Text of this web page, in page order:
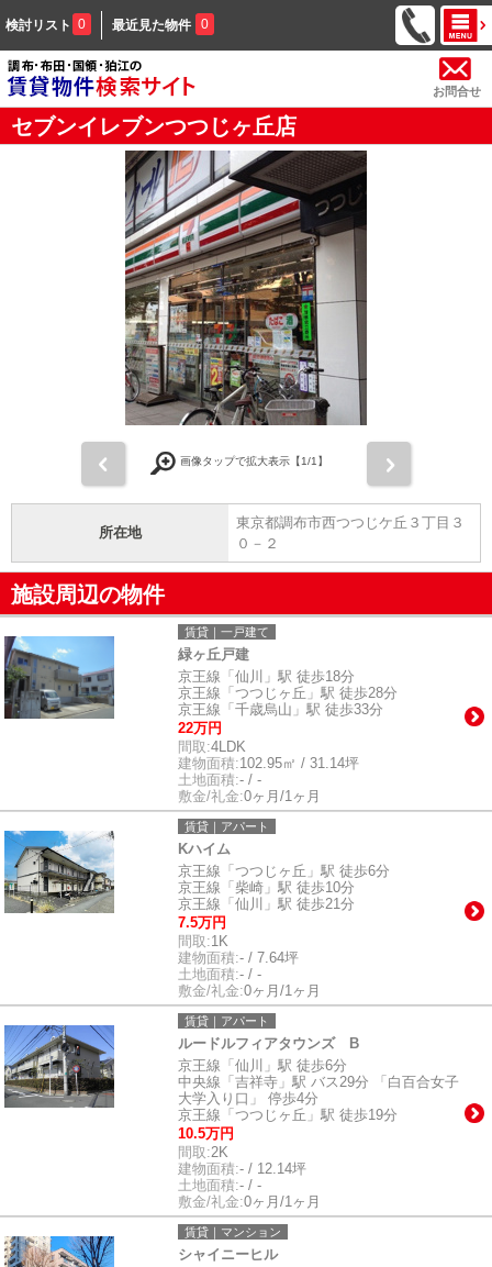
検討リスト 0 最近見た物件 0
お問合せ
セブンイレブンつつじヶ丘店
画像タップで拡大表示【1/1】
所在地
東京都調布市西つつじケ丘３丁目３
０－２
施設周辺の物件
賃貸｜一戸建て
緑ヶ丘戸建
京王線「仙川」駅 徒歩18分
京王線「つつじヶ丘」駅 徒歩28分
京王線「千歳烏山」駅 徒歩33分
22万円
間取:4LDK
建物面積:102.95㎡ / 31.14坪
土地面積:- / -
敷金/礼金:0ヶ月/1ヶ月
賃貸｜アパート
Kハイム
京王線「つつじヶ丘」駅 徒歩6分
京王線「柴崎」駅 徒歩10分
京王線「仙川」駅 徒歩21分
7.5万円
間取:1K
建物面積:- / 7.64坪
土地面積:- / -
敷金/礼金:0ヶ月/1ヶ月
賃貸｜アパート
ルードルフィアタウンズ B
京王線「仙川」駅 徒歩6分
中央線「吉祥寺」駅 バス29分 「白百合女子
大学入り口」 停歩4分
京王線「つつじヶ丘」駅 徒歩19分
10.5万円
間取:2K
建物面積:- / 12.14坪
土地面積:- / -
敷金/礼金:0ヶ月/1ヶ月
賃貸｜マンション
シャイニーヒル